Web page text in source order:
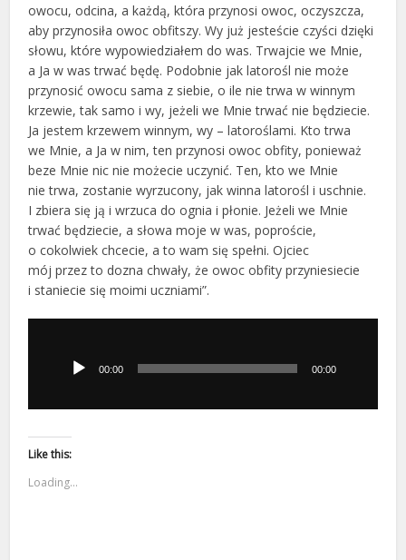
owocu, odcina, a każdą, która przynosi owoc, oczyszcza,
aby przynosiła owoc obfitszy. Wy już jesteście czyści dzięki
słowu, które wypowiedziałem do was. Trwajcie we Mnie,
a Ja w was trwać będę. Podobnie jak latorośl nie może
przynosić owocu sama z siebie, o ile nie trwa w winnym
krzewie, tak samo i wy, jeżeli we Mnie trwać nie będziecie.
Ja jestem krzewem winnym, wy – latoroślami. Kto trwa
we Mnie, a Ja w nim, ten przynosi owoc obfity, ponieważ
beze Mnie nic nie możecie uczynić. Ten, kto we Mnie
nie trwa, zostanie wyrzucony, jak winna latorośl i uschnie.
I zbiera się ją i wrzuca do ognia i płonie. Jeżeli we Mnie
trwać będziecie, a słowa moje w was, poproście,
o cokolwiek chcecie, a to wam się spełni. Ojciec
mój przez to dozna chwały, że owoc obfity przyniesiecie
i staniecie się moimi uczniami”.
dźwiękowych00:00 00:00
Like this:
Loading...